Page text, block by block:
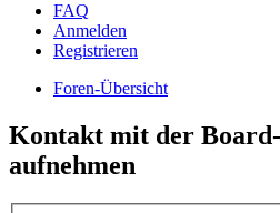
FAQ
Anmelden
Registrieren
Foren-Übersicht
Kontakt mit der
aufnehmen